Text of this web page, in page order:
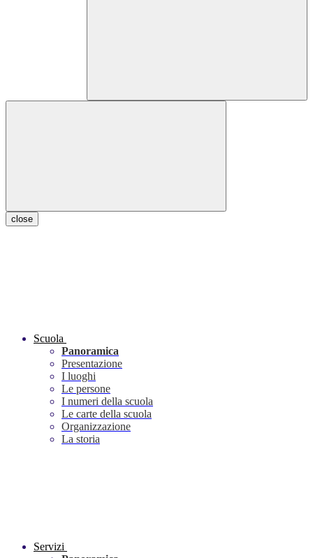
close
Scuola
Panoramica
Presentazione
I luoghi
Le persone
I numeri della scuola
Le carte della scuola
Organizzazione
La storia
Servizi